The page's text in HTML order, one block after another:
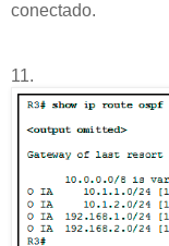
conectado.
11.